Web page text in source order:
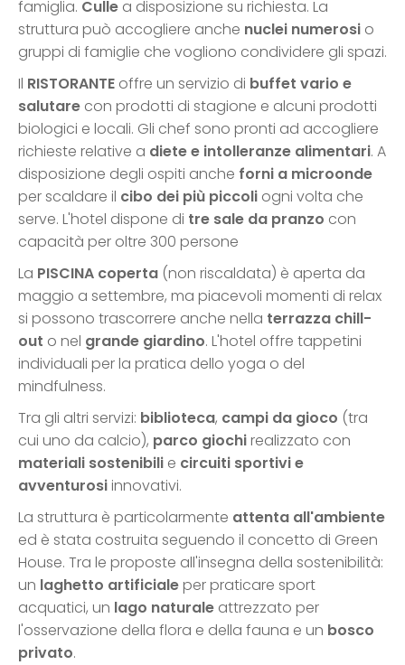
famiglia. Culle a disposizione su richiesta. La
struttura può accogliere anche nuclei numerosi o
gruppi di famiglie che vogliono condividere gli spazi.
Il RISTORANTE offre un servizio di buffet vario e
salutare con prodotti di stagione e alcuni prodotti
biologici e locali. Gli chef sono pronti ad accogliere
richieste relative a diete e intolleranze alimentari. A
disposizione degli ospiti anche forni a microonde
per scaldare il cibo dei più piccoli ogni volta che
serve. L'hotel dispone di tre sale da pranzo con
capacità per oltre 300 persone
La PISCINA coperta (non riscaldata) è aperta da
maggio a settembre, ma piacevoli momenti di relax
si possono trascorrere anche nella terrazza chill-
out o nel grande giardino. L'hotel offre tappetini
individuali per la pratica dello yoga o del
mindfulness.
Tra gli altri servizi: biblioteca, campi da gioco (tra
cui uno da calcio), parco giochirealizzato con
materiali sostenibili e circuiti sportivi e
avventurosiinnovativi.
La struttura è particolarmente attenta all'ambiente
ed è stata costruita seguendo il concetto di Green
House. Tra le proposte all'insegna della sostenibilità:
un laghetto artificialeper praticare sport
acquatici, un lago naturale attrezzato per
l'osservazione della flora e della fauna e un bosco
privato.